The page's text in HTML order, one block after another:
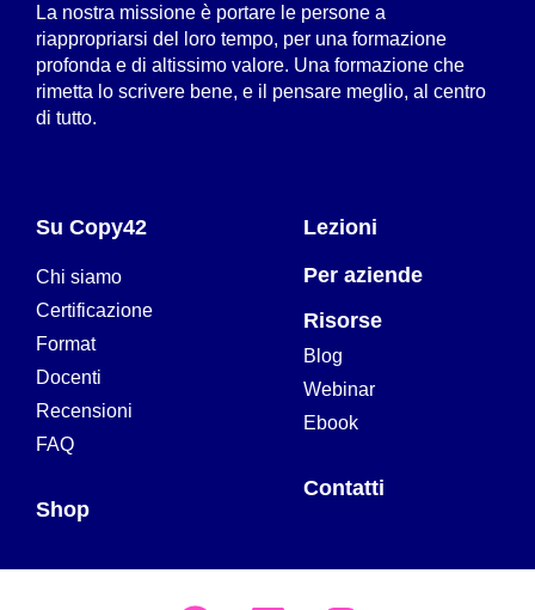
La nostra missione è portare le persone a
riappropriarsi del loro tempo, per una formazione
profonda e di altissimo valore. Una formazione che
rimetta lo scrivere bene, e il pensare meglio, al centro
di tutto.
Su Copy42
Chi siamo
Certificazione
Format
Docenti
Recensioni
FAQ
Shop
Lezioni
Per aziende
Risorse
Blog
Webinar
Ebook
Contatti